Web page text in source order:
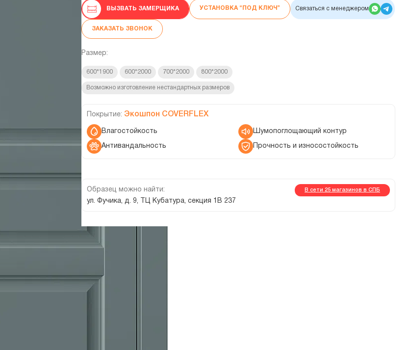
ВЫЗВАТЬ ЗАМЕРЩИКА УСТАНОВКА “ПОД КЛЮЧ” Связаться с менеджером
ЗАКАЗАТЬ ЗВОНОК
Размер:
600*1900 600*2000 700*2000 800*2000
Возможно изготовление нестандартных размеров
Покрытие: Экошпон COVERFLEX
Влагостойкость Шумопоглощающий контур
Антивандальность Прочность и износостойкость
Образец можно найти: В сети 25 магазинов в СПБ
ул. Фучика, д. 9, ТЦ Кубатура, секция 1В 237